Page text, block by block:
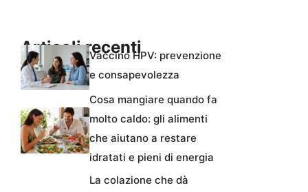
Articoli recentiVaccino HPV: prevenzione
e consapevolezza
Cosa mangiare quando fa
molto caldo: gli alimenti
che aiutano a restare
idratati e pieni di energia
La colazione che dà